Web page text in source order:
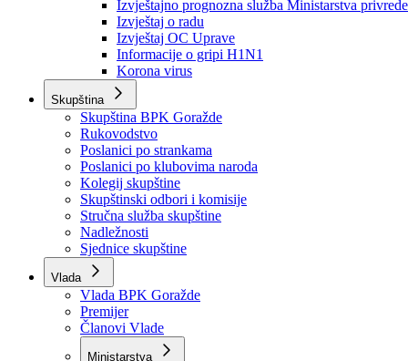
Obavještenja i izvještaji
Obavještenja Vlade
Izvještajno prognozna služba Ministarstva privrede
Izvještaj o radu
Izvještaj OC Uprave
Informacije o gripi H1N1
Korona virus
Skupština
Skupština BPK Goražde
Rukovodstvo
Poslanici po strankama
Poslanici po klubovima naroda
Kolegij skupštine
Skupštinski odbori i komisije
Stručna služba skupštine
Nadležnosti
Sjednice skupštine
Vlada
Vlada BPK Goražde